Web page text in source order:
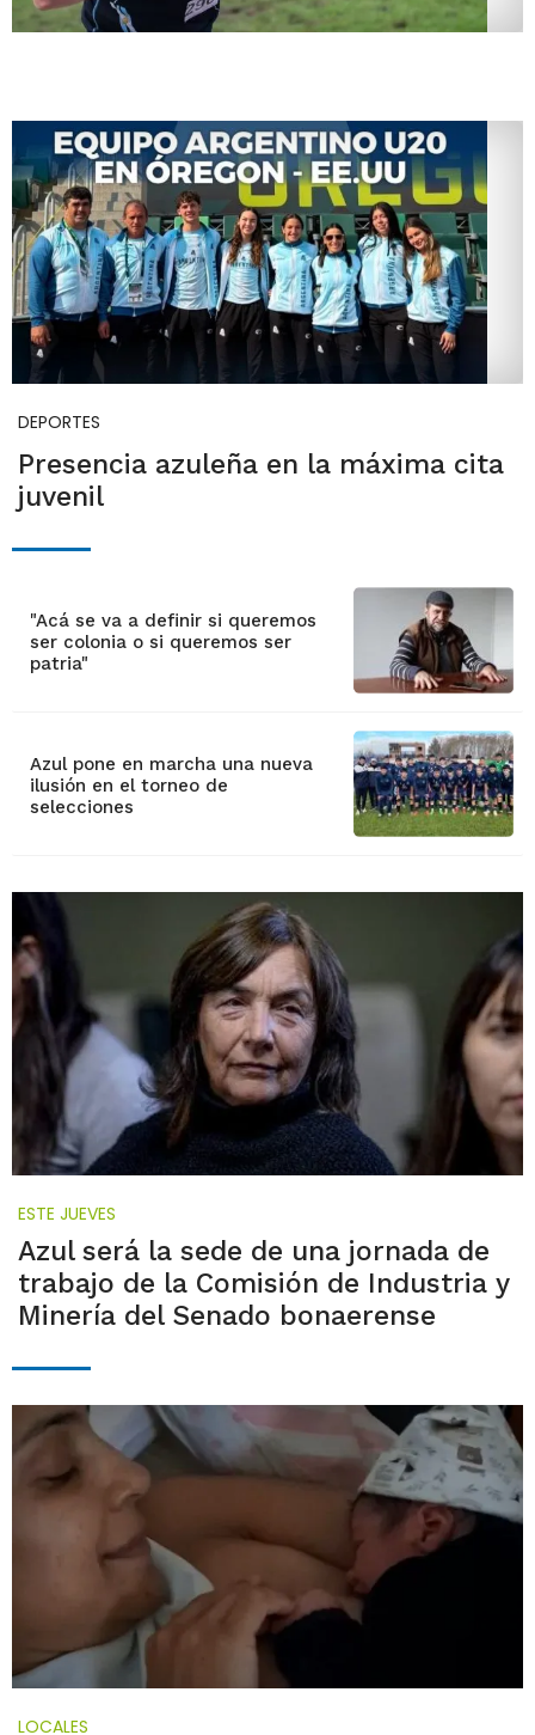
DEPORTES
Presencia azuleña en la máxima cita
juvenil
"Acá se va a definir si queremos
ser colonia o si queremos ser
patria"
Azul pone en marcha una nueva
ilusión en el torneo de
selecciones
ESTE JUEVES
Azul será la sede de una jornada de
trabajo de la Comisión de Industria y
Minería del Senado bonaerense
LOCALES